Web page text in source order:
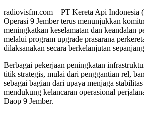
radiovisfm.com – PT Kereta Api Indonesia
Operasi 9 Jember terus menunjukkan
meningkatkan keselamatan dan keandalan
melalui program upgrade prasarana
dilaksanakan secara berkelanjutan
Berbagai pekerjaan peningkatan
titik strategis, mulai dari penggantian rel,
sebagai bagian dari upaya menjaga
mendukung kelancaran operasional
Daop 9 Jember.